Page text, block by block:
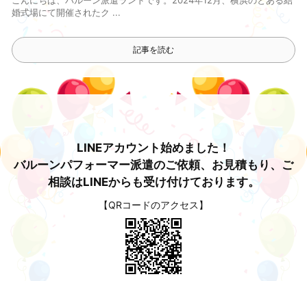
婚式場にて開催されたク ...
記事を読む
LINEアカウント始めました！
バルーンパフォーマー派遣のご依頼、お見積もり、ご
相談はLINEからも受け付けております。
【QRコードのアクセス】